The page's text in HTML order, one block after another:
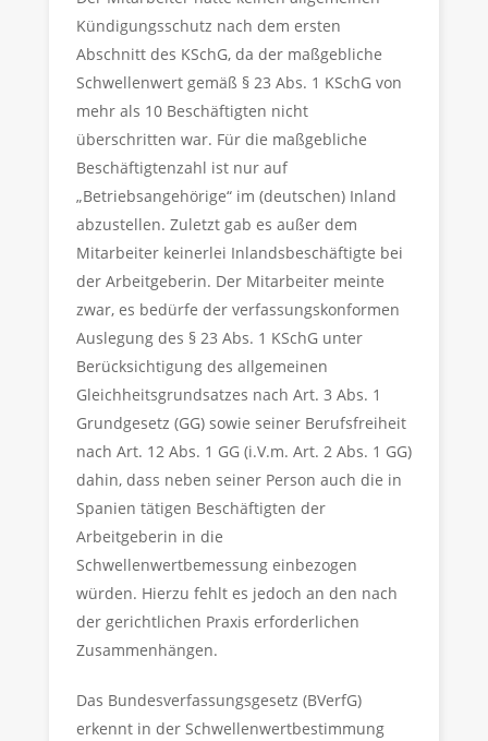
Kündigungsschutz nach dem ersten
Abschnitt des KSchG, da der maßgebliche
Schwellenwert gemäß § 23 Abs. 1 KSchG von
mehr als 10 Beschäftigten nicht
überschritten war. Für die maßgebliche
Beschäftigtenzahl ist nur auf
„Betriebsangehörige“ im (deutschen) Inland
abzustellen. Zuletzt gab es außer dem
Mitarbeiter keinerlei Inlandsbeschäftigte bei
der Arbeitgeberin. Der Mitarbeiter meinte
zwar, es bedürfe der verfassungskonformen
Auslegung des § 23 Abs. 1 KSchG unter
Berücksichtigung des allgemeinen
Gleichheitsgrundsatzes nach Art. 3 Abs. 1
Grundgesetz (GG) sowie seiner Berufsfreiheit
nach Art. 12 Abs. 1 GG (i.V.m. Art. 2 Abs. 1 GG)
dahin, dass neben seiner Person auch die in
Spanien tätigen Beschäftigten der
Arbeitgeberin in die
Schwellenwertbemessung einbezogen
würden. Hierzu fehlt es jedoch an den nach
der gerichtlichen Praxis erforderlichen
Zusammenhängen.
Das Bundesverfassungsgesetz (BVerfG)
erkennt in der Schwellenwertbestimmung